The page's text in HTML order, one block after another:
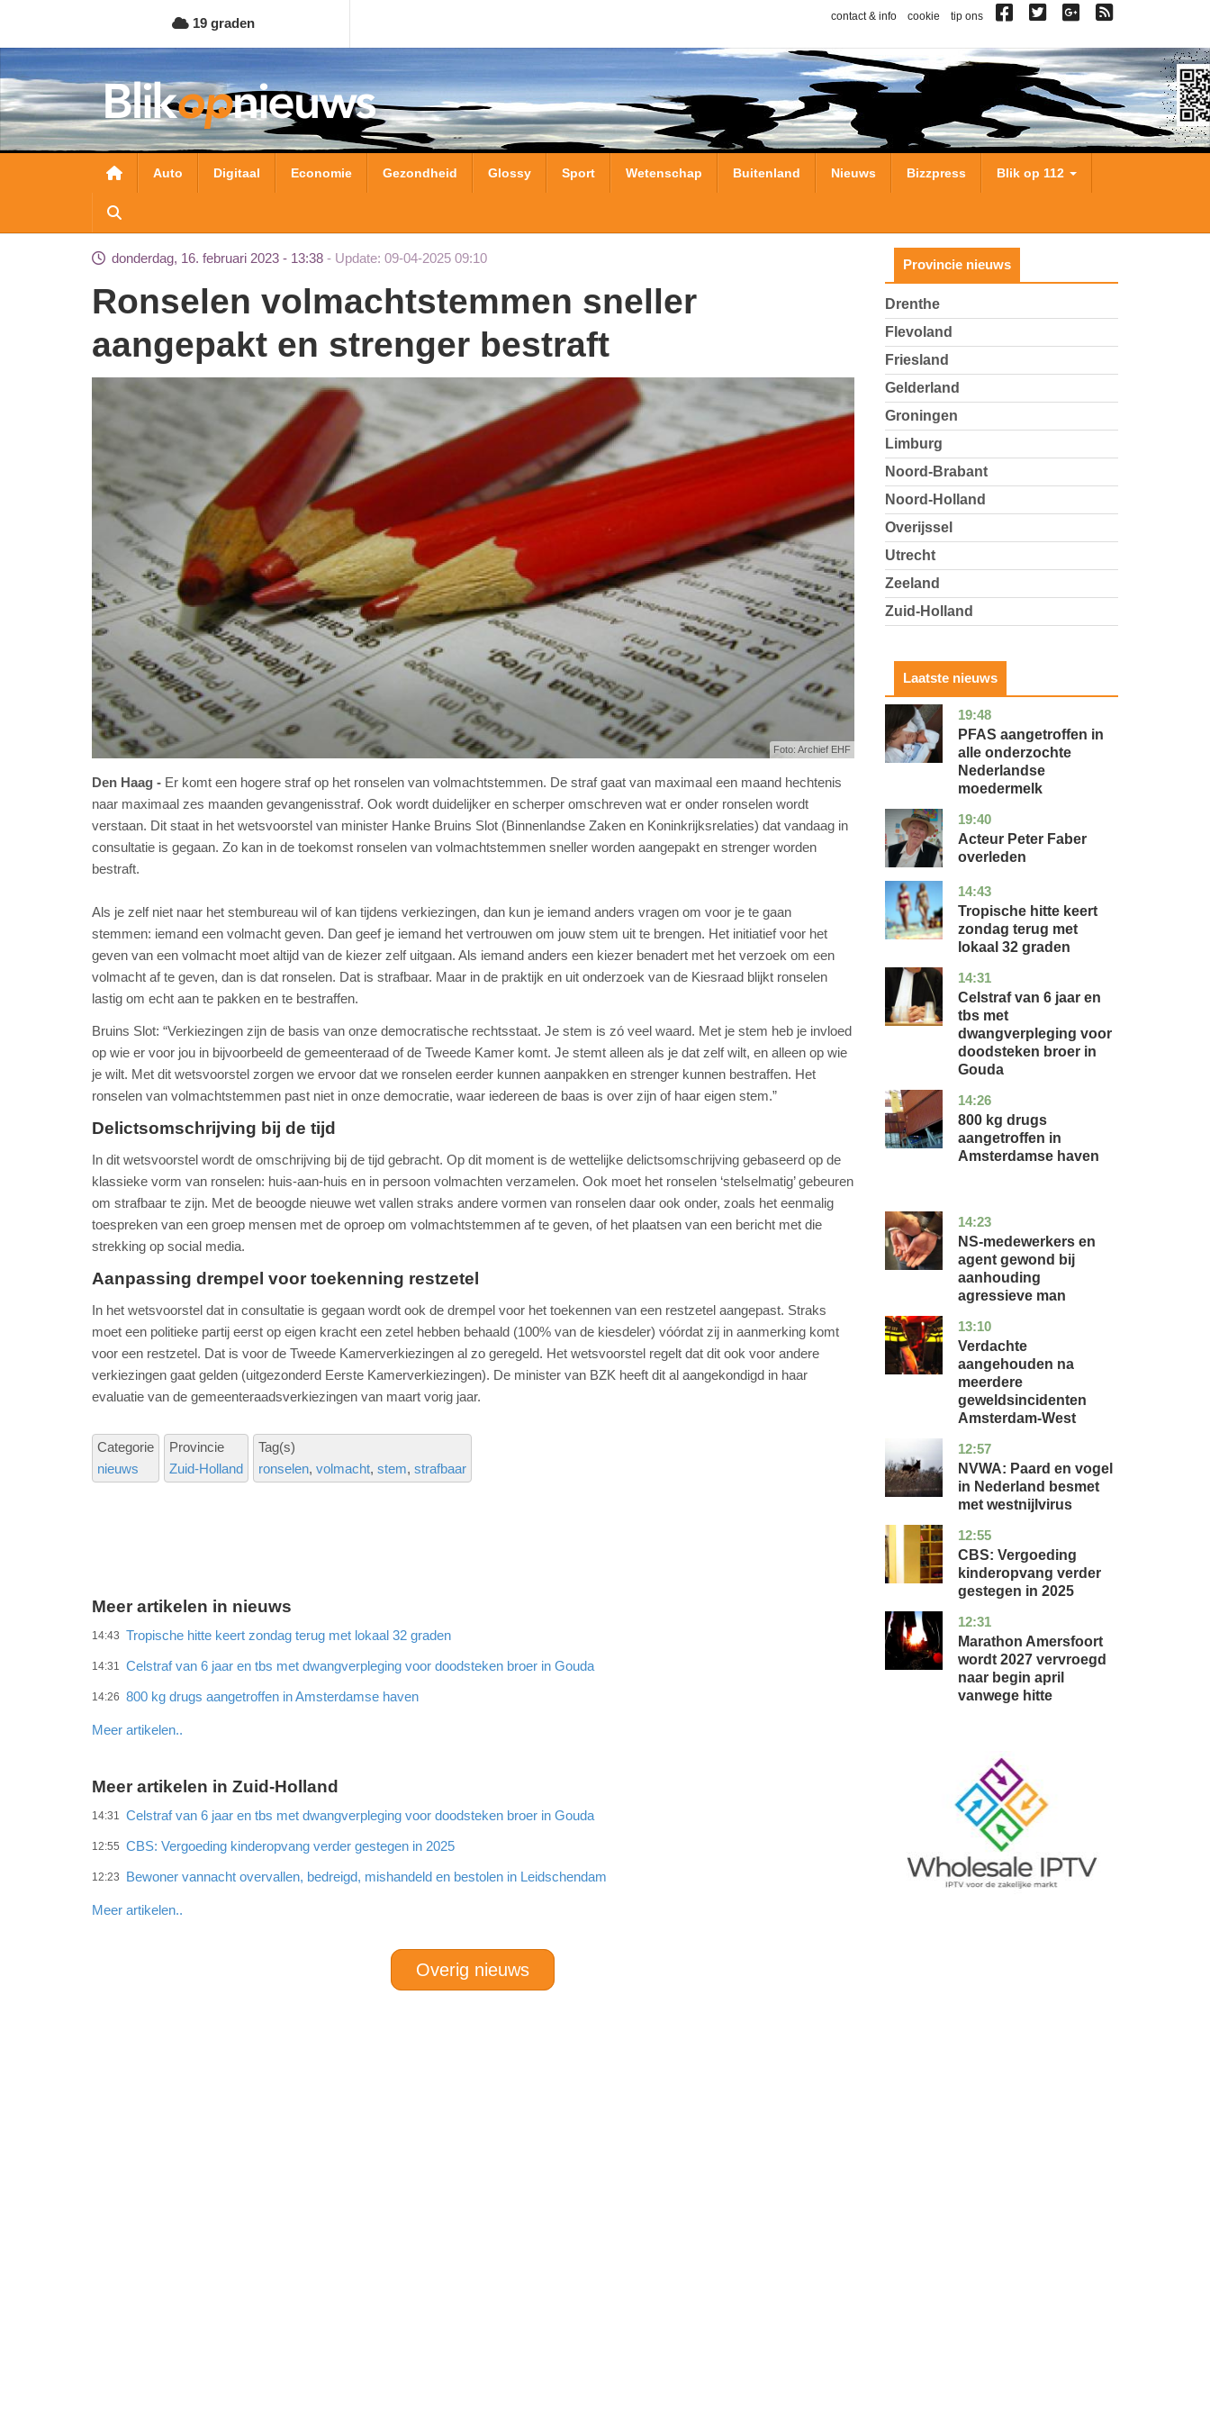
naar
de
inhoud
gaan
19 graden contact & info cookie tip ons
Hoofdnavigatie
Auto Digitaal Economie Gezondheid Glossy Sport Wetenschap Buitenland Nieuws Bizzpress Blik op 112
donderdag, 16. februari 2023 - 13:38 Update: 09-04-2025 09:10
Ronselen volmachtstemmen sneller
aangepakt en strenger bestraft
Foto: Archief EHF
Den Haag
Er komt een hogere straf op het ronselen van volmachtstemmen. De straf gaat van maximaal een maand hechtenis
naar maximaal zes maanden gevangenisstraf. Ook wordt duidelijker en scherper omschreven wat er onder ronselen wordt
verstaan. Dit staat in het wetsvoorstel van minister Hanke Bruins Slot (Binnenlandse Zaken en Koninkrijksrelaties) dat vandaag in
consultatie is gegaan. Zo kan in de toekomst ronselen van volmachtstemmen sneller worden aangepakt en strenger worden
bestraft.
Als je zelf niet naar het stembureau wil of kan tijdens verkiezingen, dan kun je iemand anders vragen om voor je te gaan
stemmen: iemand een volmacht geven. Dan geef je iemand het vertrouwen om jouw stem uit te brengen. Het initiatief voor het
geven van een volmacht moet altijd van de kiezer zelf uitgaan. Als iemand anders een kiezer benadert met het verzoek om een
volmacht af te geven, dan is dat ronselen. Dat is strafbaar. Maar in de praktijk en uit onderzoek van de Kiesraad blijkt ronselen
lastig om echt aan te pakken en te bestraffen.
Bruins Slot: “Verkiezingen zijn de basis van onze democratische rechtsstaat. Je stem is zó veel waard. Met je stem heb je invloed
op wie er voor jou in bijvoorbeeld de gemeenteraad of de Tweede Kamer komt. Je stemt alleen als je dat zelf wilt, en alleen op wie
je wilt. Met dit wetsvoorstel zorgen we ervoor dat we ronselen eerder kunnen aanpakken en strenger kunnen bestraffen. Het
ronselen van volmachtstemmen past niet in onze democratie, waar iedereen de baas is over zijn of haar eigen stem.”
Delictsomschrijving bij de tijd
In dit wetsvoorstel wordt de omschrijving bij de tijd gebracht. Op dit moment is de wettelijke delictsomschrijving gebaseerd op de
klassieke vorm van ronselen: huis-aan-huis en in persoon volmachten verzamelen. Ook moet het ronselen ‘stelselmatig’ gebeuren
om strafbaar te zijn. Met de beoogde nieuwe wet vallen straks andere vormen van ronselen daar ook onder, zoals het eenmalig
toespreken van een groep mensen met de oproep om volmachtstemmen af te geven, of het plaatsen van een bericht met die
strekking op social media.
Aanpassing drempel voor toekenning restzetel
In het wetsvoorstel dat in consultatie is gegaan wordt ook de drempel voor het toekennen van een restzetel aangepast. Straks
moet een politieke partij eerst op eigen kracht een zetel hebben behaald (100% van de kiesdeler) vóórdat zij in aanmerking komt
voor een restzetel. Dat is voor de Tweede Kamerverkiezingen al zo geregeld. Het wetsvoorstel regelt dat dit ook voor andere
verkiezingen gaat gelden (uitgezonderd Eerste Kamerverkiezingen). De minister van BZK heeft dit al aangekondigd in haar
evaluatie van de gemeenteraadsverkiezingen van maart vorig jaar.
Categorie
nieuws
Provincie
Zuid-Holland
Tag(s)
ronselen volmacht stem strafbaar
Meer artikelen in nieuws
14:43 Tropische hitte keert zondag terug met lokaal 32 graden
14:31 Celstraf van 6 jaar en tbs met dwangverpleging voor doodsteken broer in Gouda
14:26 800 kg drugs aangetroffen in Amsterdamse haven
Meer artikelen..
Meer artikelen in Zuid-Holland
14:31 Celstraf van 6 jaar en tbs met dwangverpleging voor doodsteken broer in Gouda
12:55 CBS: Vergoeding kinderopvang verder gestegen in 2025
12:23 Bewoner vannacht overvallen, bedreigd, mishandeld en bestolen in Leidschendam
Meer artikelen..
Overig nieuws
Provincie nieuws
Drenthe
Flevoland
Friesland
Gelderland
Groningen
Limburg
Noord-Brabant
Noord-Holland
Overijssel
Utrecht
Zeeland
Zuid-Holland
Laatste nieuws
19:48
utrecht
gezondheid
PFAS aangetroffen in
alle onderzochte
Nederlandse
moedermelk
19:40
noord-
holland
glossy
Acteur Peter Faber
overleden
14:43
utrecht
nieuws
Tropische hitte keert
zondag terug met
lokaal 32 graden
14:31
zuid-
holland
nieuws
Celstraf van 6 jaar en
tbs met
dwangverpleging voor
doodsteken broer in
Gouda
14:26
noord-
holland
nieuws
800 kg drugs
aangetroffen in
Amsterdamse haven
14:23
flevoland
nieuws
NS-medewerkers en
agent gewond bij
aanhouding
agressieve man
13:10
noord-
holland
nieuws
Verdachte
aangehouden na
meerdere
geweldsincidenten
Amsterdam-West
12:57
utrecht
nieuws
NVWA: Paard en vogel
in Nederland besmet
met westnijlvirus
12:55
zuid-
holland
economie
CBS: Vergoeding
kinderopvang verder
gestegen in 2025
12:31
utrecht
nieuws
Marathon Amersfoort
wordt 2027 vervroegd
naar begin april
vanwege hitte